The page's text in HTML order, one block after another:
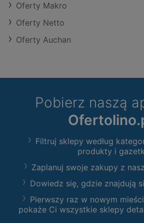
Oferty Makro
Oferty Netto
Oferty Auchan
Pobierz naszą
Filtruj sklepy według
produkty i
Zaplanuj swoje zakupy z
Dowiedz się, gdzie znajdują
Pierwszy raz w nowym
pokaże Ci wszystkie sklepy